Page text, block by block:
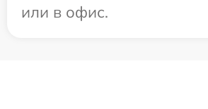
или в офис.